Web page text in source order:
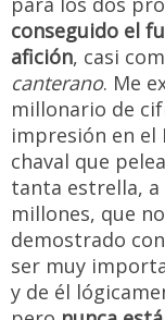
conseguido el
afición, casi
canterano. Me
millonario de
impresión en el
chaval que
tanta estrella, a
millones, que
demostrado
ser muy
y de él